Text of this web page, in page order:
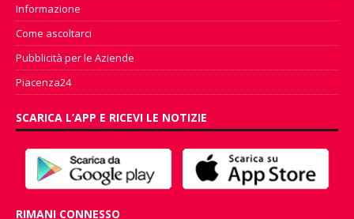
Informazione
Come ascoltarci
Pubblicità per le Aziende
Piacenza24
SCARICA L’APP E RICEVI LE NOTIZIE
RIMANI CONNESSO